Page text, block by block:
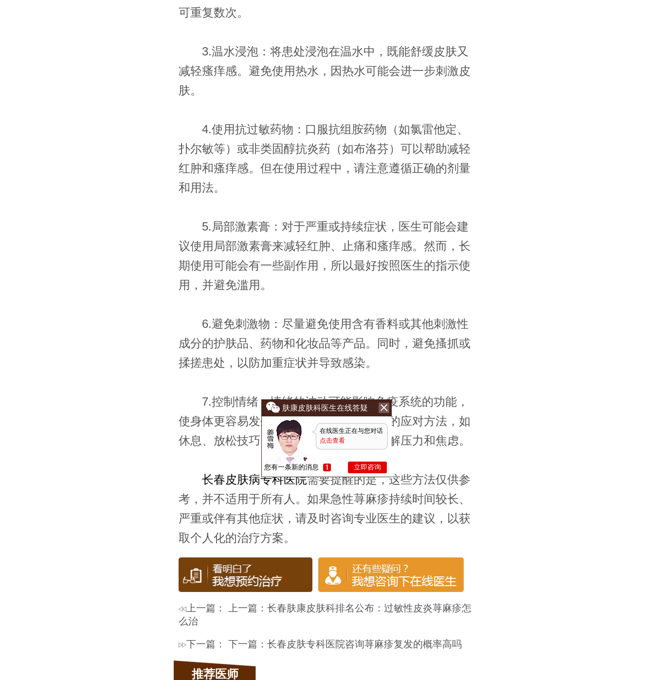
可重复数次。
3.温水浸泡：将患处浸泡在温水中，既能舒缓皮肤又
减轻瘙痒感。避免使用热水，因热水可能会进一步刺激皮
肤。
4.使用抗过敏药物：口服抗组胺药物（如氯雷他定、
扑尔敏等）或非类固醇抗炎药（如布洛芬）可以帮助减轻
红肿和瘙痒感。但在使用过程中，请注意遵循正确的剂量
和用法。
5.局部激素膏：对于严重或持续症状，医生可能会建
议使用局部激素膏来减轻红肿、止痛和瘙痒感。然而，长
期使用可能会有一些副作用，所以最好按照医生的指示使
用，并避免滥用。
6.避免刺激物：尽量避免使用含有香料或其他刺激性
成分的护肤品、药物和化妆品等产品。同时，避免搔抓或
揉搓患处，以防加重症状并导致感染。
7.控制情绪：情绪的波动可能影响免疫系统的功能，
使身体更容易发生过敏反应。寻找适合你的应对方法，如
休息、放松技巧、运动或冥想，以帮助缓解压力和焦虑。
长春皮肤病专科医院需要提醒的是，这些方法仅供参
考，并不适用于所有人。如果急性荨麻疹持续时间较长、
严重或伴有其他症状，请及时咨询专业医生的建议，以获
取个人化的治疗方案。
上一篇： 上一篇： 长春肤康皮肤科排名公布：过敏性皮炎荨麻疹怎
么治
下一篇： 下一篇： 长春皮肤专科医院咨询荨麻疹复发的概率高吗
推荐医师
肤康皮肤科医生在线答疑
在线医生正在与您对话
点击查看
您有一条新的消息 立即咨询